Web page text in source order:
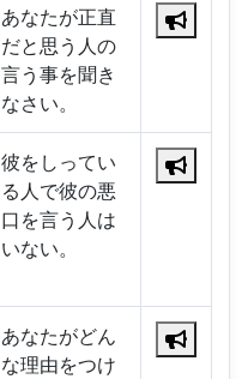
あなたが正直
だと思う人の
言う事を聞き
なさい。
彼をしってい
る人で彼の悪
口を言う人は
いない。
あなたがどん
な理由をつけ